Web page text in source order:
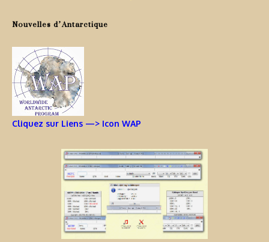
Nouvelles d’Antarctique
Cliquez sur Liens —> Icon WAP